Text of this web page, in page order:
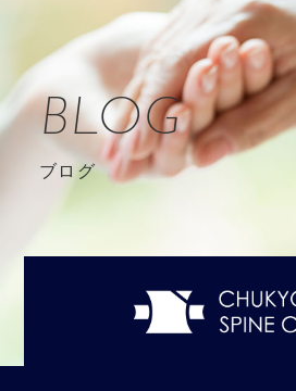
BLOG
ブログ